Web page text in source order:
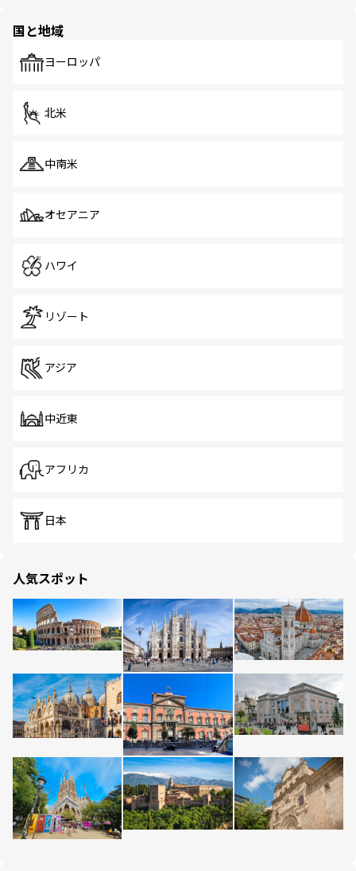
で、ホーカーズは地元の風情を楽しめる外せないスポット
国と地域
ヨーロッパ
北米
中南米
オセアニア
ハワイ
リゾート
アジア
中近東
アフリカ
日本
人気スポット